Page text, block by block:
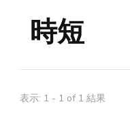
時短
表示: 1 - 1 of 1 結果